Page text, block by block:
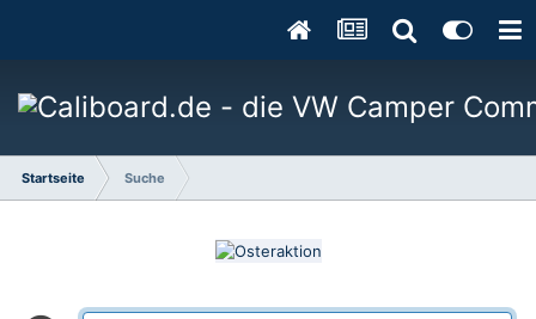
Startseite Suche